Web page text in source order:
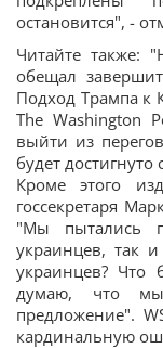
остановится", -
Читайте также:
обещал
Подход Трампа к
The Washington
выйти из
будет достигнуто
Кроме этого
госсекретаря
"Мы пытались
украинцев, так
украинцев? Что
думаю, что мы
предложение".
кардинальную